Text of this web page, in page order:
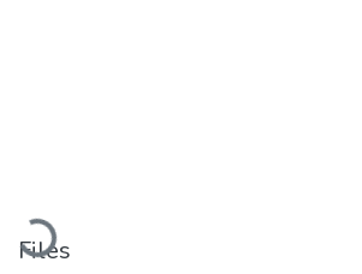
Loading...
Files